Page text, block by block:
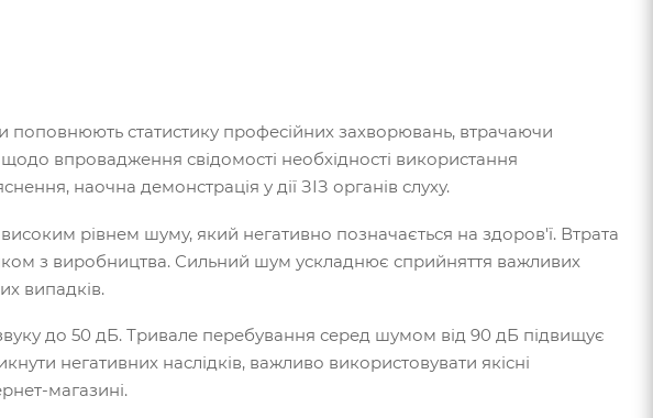
поповнюють статистику професійних захворювань, втрачаючи
впровадження свідомості необхідності використання
наочна демонстрація у дії ЗІЗ органів слуху.
рівнем шуму, який негативно позначається на здоров'ї. Втрата
з виробництва. Сильний шум ускладнює сприйняття важливих
випадків.
до 50 дБ. Тривале перебування серед шумом від 90 дБ підвищує
негативних наслідків, важливо використовувати якісні
магазині.